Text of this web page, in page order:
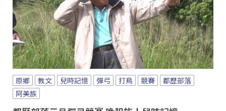
原鄉 教文 兒時記憶 彈弓 打鳥 競賽
都歷部落
阿美族